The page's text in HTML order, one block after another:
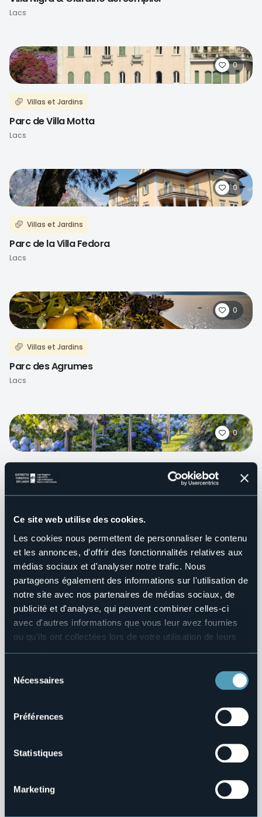
Ce site web utilise des cookies.
Les cookies nous permettent de personnaliser le contenu
et les annonces, d'offrir des fonctionnalités relatives aux
médias sociaux et d'analyser notre trafic. Nous
partageons également des informations sur l'utilisation de
notre site avec nos partenaires de médias sociaux, de
publicité et d'analyse, qui peuvent combiner celles-ci
avec d'autres informations que vous leur avez fournies
ou qu'ils ont collectées lors de votre utilisation de leurs
services.
manière de les gérer et de les supprimer,
cliquez ici
Nécessaires
Préférences
Statistiques
Marketing
Lacs
0
Villas et Jardins
Parc de Villa Motta
Lacs
0
Villas et Jardins
Parc de la Villa Fedora
Lacs
0
Villas et Jardins
Parc des Agrumes
Lacs
0
1
Villas et Jardins
Isola Madre - Palais et jardins
Attractions touristiques
1
Villas et Jardins
Attractions touristiques
0